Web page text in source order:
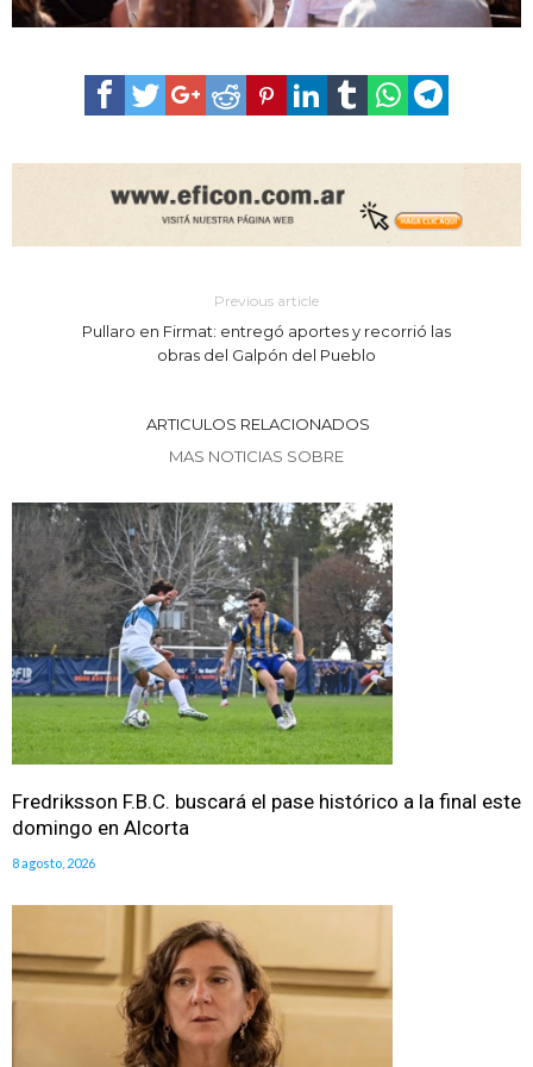
Previous article
Pullaro en Firmat: entregó aportes y recorrió las
obras del Galpón del Pueblo
ARTICULOS RELACIONADOS
MAS NOTICIAS SOBRE
Fredriksson F.B.C. buscará el pase histórico a la final este
domingo en Alcorta
8 agosto, 2026